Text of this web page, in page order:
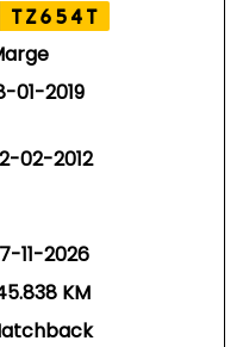
TZ654T
01-2019
02-2012
11-2026
KM